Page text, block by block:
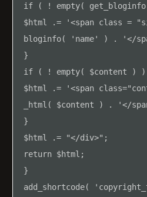
if ( ! empty(
$html .= '<span class =
bloginfo( 'name' ) . '</
}
if ( ! empty( $content )
$html .= '<span
_html( $content ) . '</
}
$html .= "</div>";
return $html;
}
add_shortcode(